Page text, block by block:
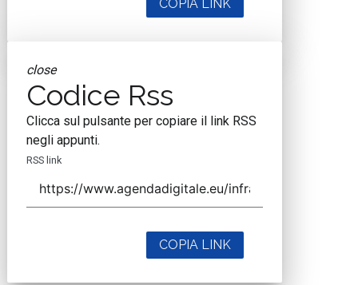
COPIA LINK
close
Codice Rss
Clicca sul pulsante per copiare il link RSS
negli appunti.
RSS link
COPIA LINK